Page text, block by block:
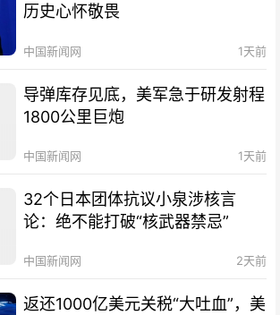
历史心怀敬畏
中国新闻网 1天前
导弹库存见底，美军急于研发射程
1800公里巨炮
中国新闻网 1天前
32个日本团体抗议小泉涉核言
论：绝不能打破“核武器禁忌”
中国新闻网 2天前
返还1000亿美元关税“大吐血”，美